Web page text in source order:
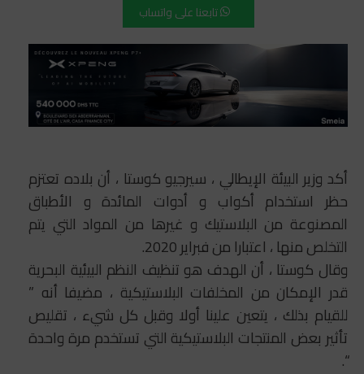
تابعنا على واتساب
أكد وزير البيئة الإيطالي ، سيرجيو كوستا ، أن بلاده تعتزم
حظر استخدام أكواب و أدوات المائدة و الأطباق
المصنوعة من البلاستيك و غيرها من المواد التي يتم
التخلص منها ، اعتبارا من فبراير 2020.
وقال كوستا ، أن الهدف هو تنظيف النظم البيئية البحرية
قدر الإمكان من المخلفات البلاستيكية ، مضيفا أنه ”
للقيام بذلك ، يتعين علينا أولا وقبل كل شيء ، تقليص
تأثير بعض المنتجات البلاستيكية التي تستخدم مرة واحدة
“.